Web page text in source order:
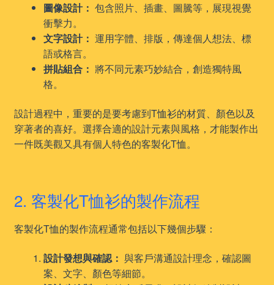
圖像設計： 包含照片、插畫、圖騰等，展現視覺
衝擊力。
文字設計： 運用字體、排版，傳達個人想法、標
語或格言。
拼貼組合： 將不同元素巧妙結合，創造獨特風
格。
設計過程中，重要的是要考慮到T恤衫的材質、顏色以及
穿著者的喜好。選擇合適的設計元素與風格，才能製作出
一件既美觀又具有個人特色的客製化T恤。
2. 客製化T恤衫的製作流程
客製化T恤的製作流程通常包括以下幾個步驟：
設計發想與確認： 與客戶溝通設計理念，確認圖
案、文字、顏色等細節。